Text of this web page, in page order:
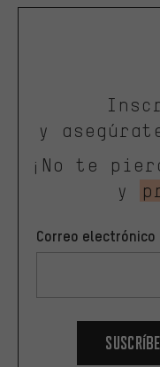
y
¡No te
y
Correo electrónico